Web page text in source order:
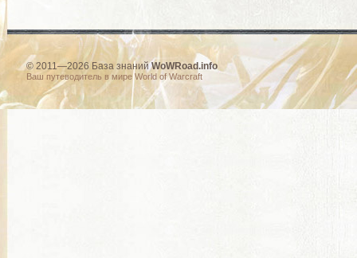
© 2011—2026 База знанийWoWRoad.info
Ваш путеводитель в мире World of Warcraft